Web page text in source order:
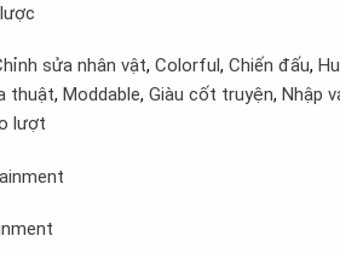
sửa nhân vật, Colorful, Chiến đấu,
thuật, Moddable, Giàu cốt truyện, Nhập
lượt